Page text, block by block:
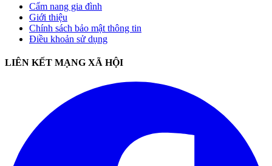
Cẩm nang gia đình
Giới thiệu
Chính sách bảo mật thông tin
Điều khoản sử dụng
LIÊN KẾT MẠNG XÃ HỘI